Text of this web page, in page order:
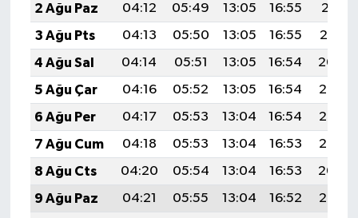
2 Ağu Paz
04:12 05:49 13:05 16:55
20:11
3 Ağu Pts
04:13 05:50 13:05 16:55
20:10
4 Ağu Sal
04:14 05:51 13:05 16:54
20:09
5 Ağu Çar
04:16 05:52 13:05 16:54
20:08
6 Ağu Per
04:17 05:53 13:04 16:54
20:06
7 Ağu Cum
04:18 05:53 13:04 16:53
20:05
8 Ağu Cts
04:20 05:54 13:04 16:53
20:04
9 Ağu Paz
04:21 05:55 13:04 16:52
20:03